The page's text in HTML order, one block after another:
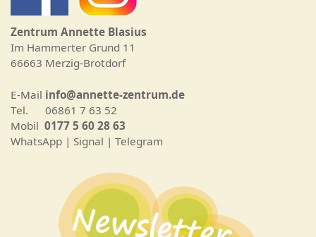
Zentrum Annette Blasius
Im Hammerter Grund 11
66663 Merzig-Brotdorf
E-Mail info@annette-zentrum.de
Tel. 06861 7 63 52
Mobil 0177 5 60 28 63
WhatsApp | Signal | Telegram